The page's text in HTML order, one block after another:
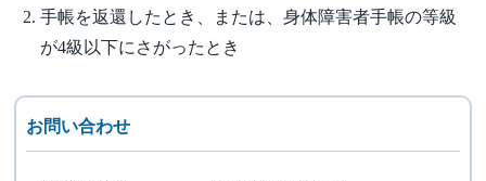
手帳を返還したとき、または、身体障害者手帳の等級
が4級以下にさがったとき
お問い合わせ